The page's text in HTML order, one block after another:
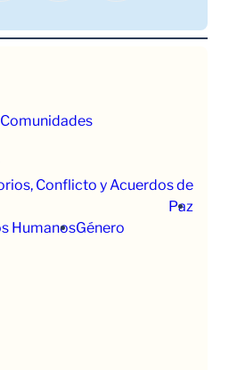
Conflicto y Acuerdos de
Paz
HumanosGénero